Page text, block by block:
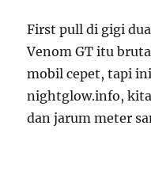
First pull di gigi
Venom GT itu
mobil cepet, tapi
nightglow.info,
dan jarum meter